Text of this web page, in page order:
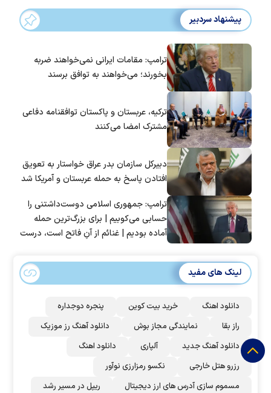
پیشنهاد سردبیر
ترامپ: مقامات ایرانی نمی‌خواهند ضربه
بخورند؛ می‌خواهند به توافق برسند
ترکیه، عربستان و پاکستان توافقنامه دفاعی
مشترک امضا می‌کنند
دبیرکل سازمان بدر عراق خواستار به تعویق
افتادن پاسخ به حمله عربستان و آمریکا شد
ترامپ: جمهوری اسلامی دوست‌داشتنی را
حسابی می‌کوبیم | برای بزرگ‌ترین حمله
آماده بودیم | غنائم از آنِ فاتح است، درست
لینک های مفید
دانلود اهنگ خرید بیت کوین
پنجره دوجداره
راز بقا
نمایندگی مجاز بوش
دانلود آهنگ رز‌ موزیک
دانلود آهنگ جدید
آلپاری
دانلود اهنگ
رزرو هتل خارجی
نکسو رمزارزی نوآور
مسموم سازی آدرس های ارز دیجیتال
ریپل در مسیر رشد